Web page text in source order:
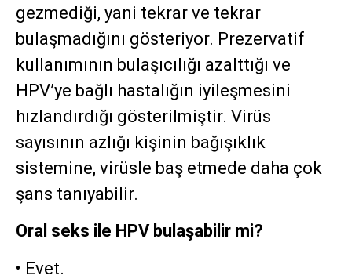
gezmediği, yani tekrar ve tekrar
bulaşmadığını gösteriyor. Prezervatif
kullanımının bulaşıcılığı azalttığı ve
HPV’ye bağlı hastalığın iyileşmesini
hızlandırdığı gösterilmiştir. Virüs
sayısının azlığı kişinin bağışıklık
sistemine, virüsle baş etmede daha çok
şans tanıyabilir.
Oral seks ile HPV bulaşabilir mi?
• Evet.